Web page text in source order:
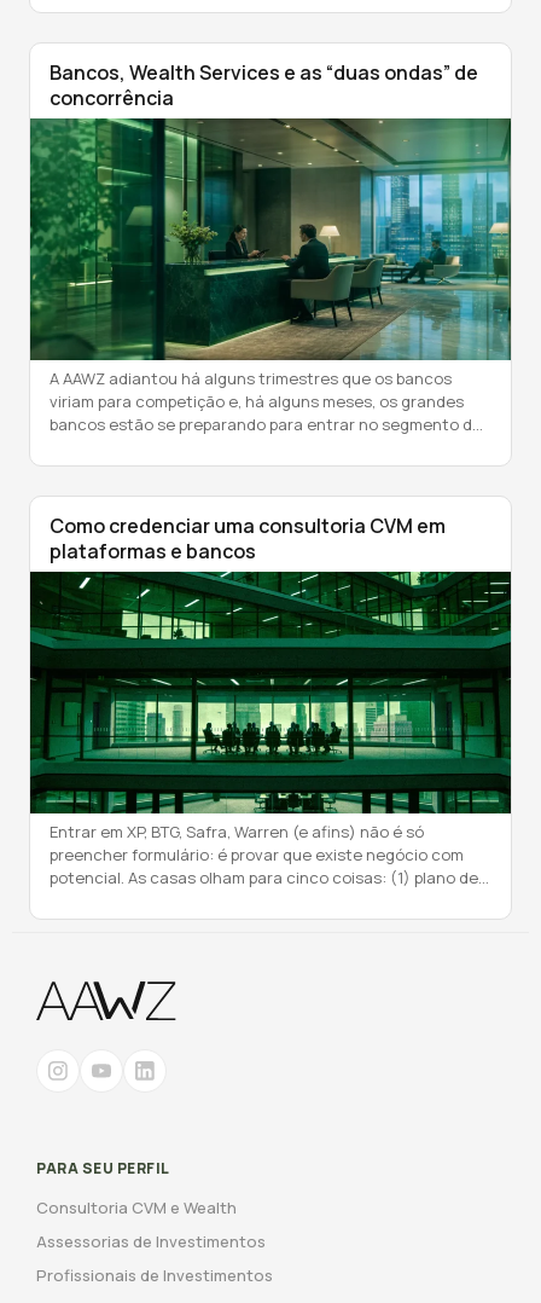
soluções que uma operação precisa para funcionar de
ponta a ponta. Agora com múltiplos módulos totalmente
integrados e conectados entre si, […]
Bancos, Wealth Services e as “duas ondas” de
concorrência
A AAWZ adiantou há alguns trimestres que os bancos
viriam para competição e, há alguns meses, os grandes
bancos estão se preparando para entrar no segmento de
profissionais das principais corretoras. XP/BTG seguem
dominando o canal, mas a concorrência pelos
profissionais vai aumentar. Principal erro, confundir o
aumento da concorrência […]
Como credenciar uma consultoria CVM em
plataformas e bancos
Entrar em XP, BTG, Safra, Warren (e afins) não é só
preencher formulário: é provar que existe negócio com
potencial. As casas olham para cinco coisas: (1) plano de
time mínimo para operar (comercial,
PARA SEU PERFIL
Consultoria CVM e Wealth
Assessorias de Investimentos
Profissionais de Investimentos